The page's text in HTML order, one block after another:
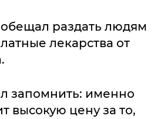
раздать людям
лекарства от
запомнить: именно
высокую цену за то,